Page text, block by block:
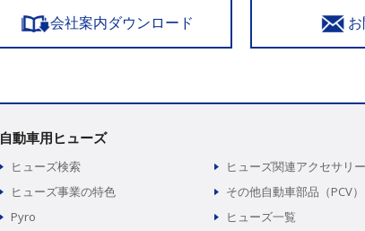
会社案内ダウンロード
自動車用ヒューズ
ヒューズ検索
ヒューズ事業の特色
Pyro
ヒューズ関連アクセサリー
その他自動車部品（PCV）
ヒューズ一覧